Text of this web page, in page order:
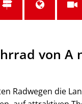
von A
Radwegen die